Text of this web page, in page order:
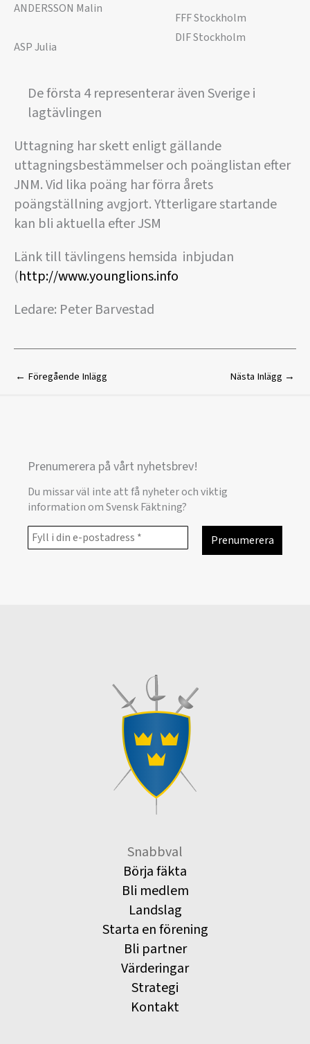
ANDERSSON Malin
ASP Julia
FFF Stockholm
DIF Stockholm
De första 4 representerar även Sverige i
lagtävlingen
Uttagning har skett enligt gällande
uttagningsbestämmelser och poänglistan efter
JNM. Vid lika poäng har förra årets
poängställning avgjort. Ytterligare startande
kan bli aktuella efter JSM
Länk till tävlingens hemsida inbjudan
(http://www.younglions.info
Ledare: Peter Barvestad
← Föregående Inlägg Nästa Inlägg →
Prenumerera på vårt nyhetsbrev!
Du missar väl inte att få nyheter och viktig
information om Svensk Fäktning?
Snabbval
Börja fäkta
Bli medlem
Landslag
Starta en förening
Bli partner
Värderingar
Strategi
Kontakt